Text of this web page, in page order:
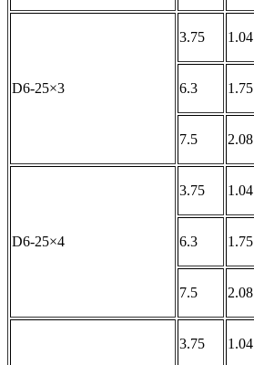
D6-25×3
3.75 1.04
6.3 1.75
7.5 2.08
D6-25×4
3.75 1.04
6.3 1.75
7.5 2.08
3.75 1.04